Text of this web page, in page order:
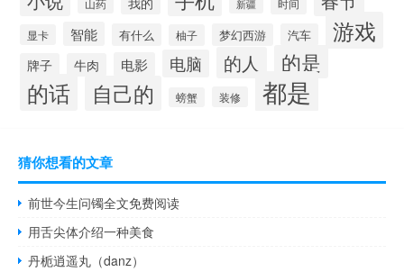
山药 新疆 时间
显卡 智能 有什么 柚子 梦幻西游 汽车 游戏
牌子 牛肉 电影 电脑 的人 的是
的话 自己的 螃蟹 装修 都是
猜你想看的文章
前世今生问镯全文免费阅读
用舌尖体介绍一种美食
丹栀逍遥丸（danz）